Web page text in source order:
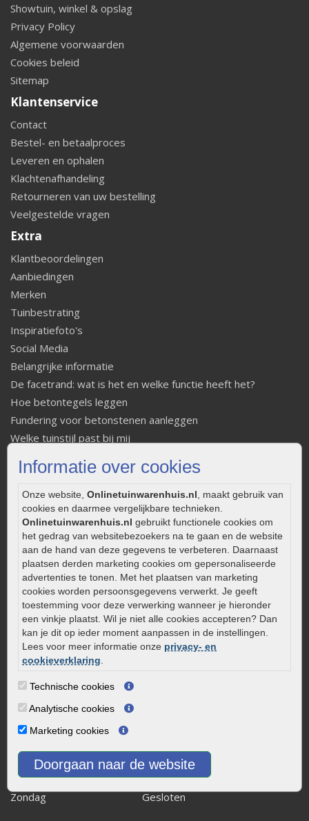
Informatie over cookies
Onze website, Onlinetuinwarenhuis.nl, maakt gebruik van
cookies en daarmee vergelijkbare technieken.
Onlinetuinwarenhuis.nl gebruikt functionele cookies om
het gedrag van websitebezoekers na te gaan en de website
aan de hand van deze gegevens te verbeteren. Daarnaast
plaatsen derden marketing cookies om gepersonaliseerde
advertenties te tonen. Met het plaatsen van marketing
cookies worden persoonsgegevens verwerkt. Je geeft
toestemming voor deze verwerking wanneer je hieronder
een vinkje plaatst. Wil je niet alle cookies accepteren? Dan
kan je dit op ieder moment aanpassen in de instellingen.
Lees voor meer informatie onze privacy- en
cookieverklaring.
Technische cookies
Analytische cookies
Marketing cookies
Doorgaan naar de website
Showtuin, winkel & opslag
Privacy Policy
Algemene voorwaarden
Cookies beleid
Sitemap
Klantenservice
Contact
Bestel- en betaalproces
Leveren en ophalen
Klachtenafhandeling
Retourneren van uw bestelling
Veelgestelde vragen
Extra
Klantbeoordelingen
Aanbiedingen
Merken
Tuinbestrating
Inspiratiefoto's
Social Media
Belangrijke informatie
De facetrand: wat is het en welke functie heeft het?
Hoe betontegels leggen
Fundering voor betonstenen aanleggen
Welke tuinstijl past bij mij
Legverbanden gebakken bestrating
Onderhoud van gebakken bestrating
Aanlegtips voor gebakken bestrating
Zelf een terras aanleggen
Kleine stadstuin inrichten
0320 – 219170
Kaapstanderweg 41
8243 RB Lelystad
info@onlinetuinwarenhuis.nl
Routebeschrijving
Openingstijden
Maandag
Dinsdag
Woensdag
Vrijdag
08:00 - 17:00
Zaterdag
08:00 - 15.00
Zondag
Gesloten